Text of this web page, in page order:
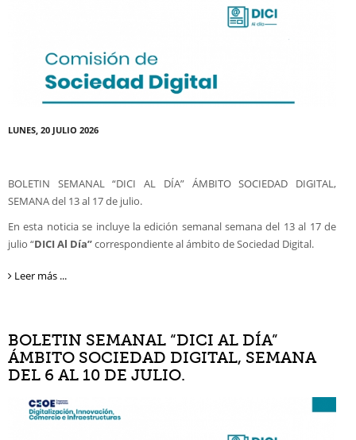
LUNES, 20 JULIO 2026
BOLETIN SEMANAL “DICI AL DÍA” ÁMBITO SOCIEDAD DIGITAL,
SEMANA del 13 al 17 de julio.
En esta noticia se incluye la edición semanal semana del 13 al 17 de
julio “DICIAl Día”correspondiente al ámbito de Sociedad Digital.
Leer más ...
BOLETIN SEMANAL “DICI AL DÍA”
ÁMBITO SOCIEDAD DIGITAL, SEMANA
DEL 6 AL 10 DE JULIO.